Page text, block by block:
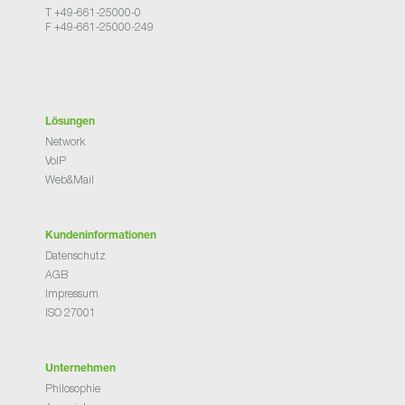
T +49-661-25000-0
F +49-661-25000-249
Lösungen
Network
VoIP
Web&Mail
Kundeninformationen
Datenschutz
AGB
Impressum
ISO 27001
Unternehmen
Philosophie